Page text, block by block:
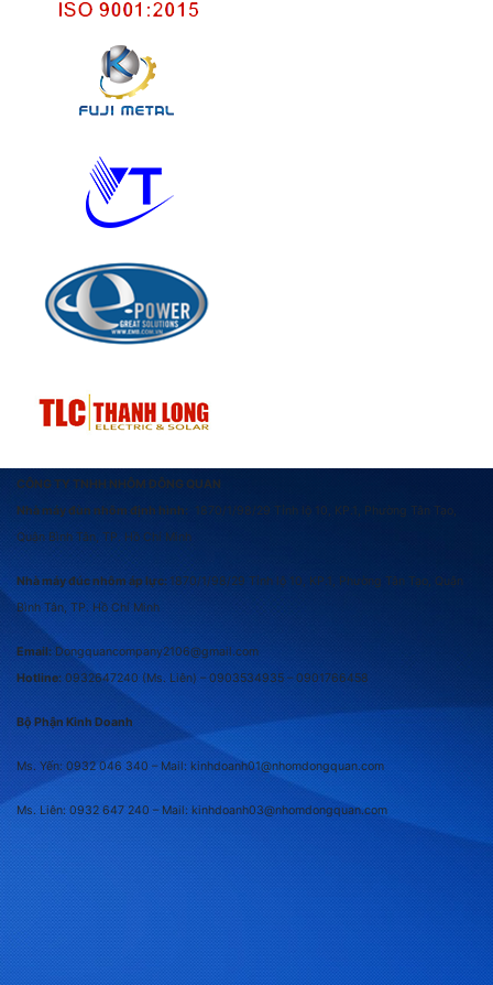
CÔNG TY TNHH NHÔM ĐÔNG QUAN
Nhà máy đùn nhôm định hình: 1870/1/98/29 Tỉnh lộ 10, KP.1, Phường Tân Tạo,
Quận Bình Tân, TP. Hồ Chí Minh
Nhà máy đúc nhôm áp lực: 1870/1/98/29 Tỉnh lộ 10, KP.1, Phường Tân Tạo, Quận
Bình Tân, TP. Hồ Chí Minh
Email: Dongquancompany2106@gmail.com
Hotline: 0932647240 (Ms. Liên) – 0903534935 – 0901766458
Bộ Phận Kinh Doanh
Ms. Yến: 0932 046 340 – Mail: kinhdoanh01@nhomdongquan.com
Ms. Liên: 0932 647 240 – Mail: kinhdoanh03@nhomdongquan.com